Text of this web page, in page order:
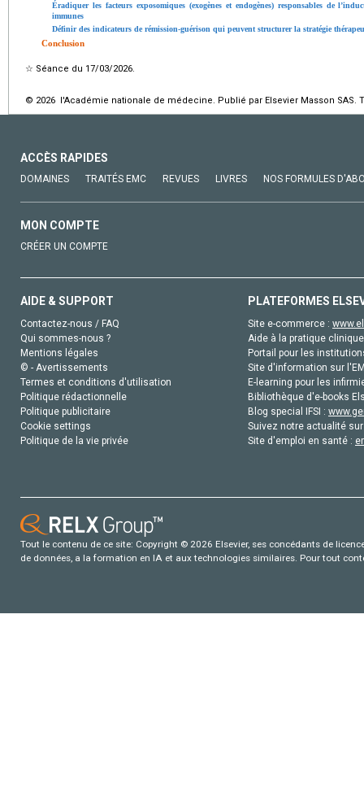
Éradiquer les facteurs exposomiques (exogènes et endogènes) responsables de
immunes
Définir des indicateurs de rémission-guérison qui peuvent structurer la stratégie
Conclusion
☆ Séance du 17/03/2026.
© 2026 l'Académie nationale de médecine. Publié par Elsevier Masson SAS.
ACCÈS RAPIDES
DOMAINES TRAITÉS EMC REVUES LIVRES NOS FORMULES
MON COMPTE
CRÉER UN COMPTE
AIDE & SUPPORT
Contactez-nous / FAQ
Qui sommes-nous ?
Mentions légales
© - Avertissements
Termes et conditions d'utilisation
Politique rédactionnelle
Politique publicitaire
Cookie settings
Politique de la vie privée
PLATEFORMES
Site e-commerce :
Aide à la pratique
Portail pour les
Site d'information sur
E-learning pour les
Bibliothèque d'e-books
Blog special IFSI :
Suivez notre actualité
Site d'emploi en santé :
Tout le contenu de ce site: Copyright © 2026 Elsevier, ses concédants de
de données, a la formation en IA et aux technologies similaires. Pour tout